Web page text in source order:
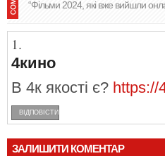
“Фільми 2024, які вже вийшли
4кино
в 4к якості є? https://
ВІДПОВІСТИ
ЗАЛИШИТИ КОМЕНТАР